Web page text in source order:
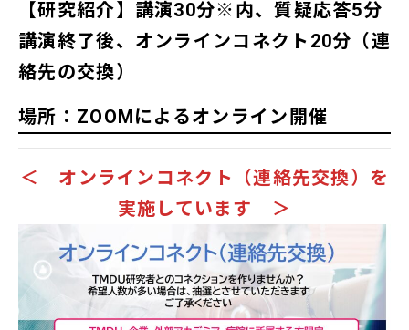
【研究紹介】講演30分※内、質疑応答5分
講演終了後、オンラインコネクト20分（連
絡先の交換）
場所：ZOOMによるオンライン開催
＜ オンラインコネクト（連絡先交換）を
実施しています ＞